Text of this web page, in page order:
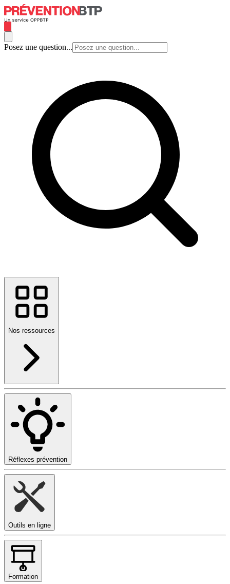
Posez une question...
Nos ressources
Réflexes prévention
Outils en ligne
Formation